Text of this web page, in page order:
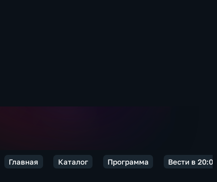
Главная Каталог Программа Вести в 20:00